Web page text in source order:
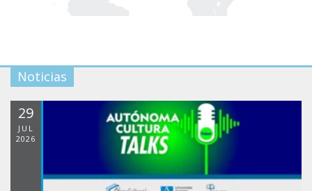
Noticias
29
JUL
2026